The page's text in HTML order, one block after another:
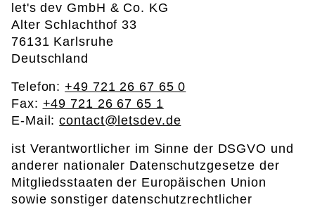
let's dev GmbH & Co. KG
Alter Schlachthof 33
76131 Karlsruhe
Deutschland
Telefon:+49 721 26 67 65 0
Fax: +49 721 26 67 65 1
E-Mail:contact@letsdev.de
ist Verantwortlicher im Sinne der DSGVO und
anderer nationaler Datenschutzgesetze der
Mitgliedsstaaten der Europäischen Union
sowie sonstiger datenschutzrechtlicher